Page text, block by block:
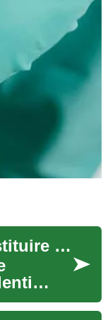
Impianti dentali: una soluzione moderna per sostituire i denti mancanti